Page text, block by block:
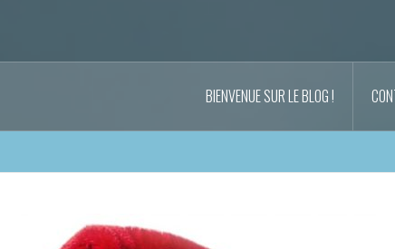
BIENVENUE SUR LE BLOG !